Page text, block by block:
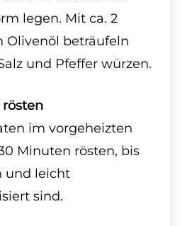
legen. Mit ca. 2
Olivenöl beträufeln
und Pfeffer würzen.
im vorgeheizten
Minuten rösten, bis
und leicht
sind.